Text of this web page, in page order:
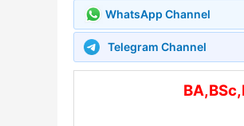
WhatsApp Channel
Telegram Channel